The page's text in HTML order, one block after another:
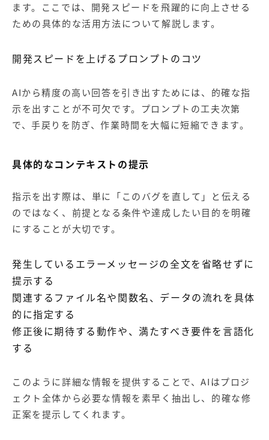
ます。ここでは、開発スピードを飛躍的に向上させる
ための具体的な活用方法について解説します。
開発スピードを上げるプロンプトのコツ
AIから精度の高い回答を引き出すためには、的確な指
示を出すことが不可欠です。プロンプトの工夫次第
で、手戻りを防ぎ、作業時間を大幅に短縮できます。
具体的なコンテキストの提示
指示を出す際は、単に「このバグを直して」と伝える
のではなく、前提となる条件や達成したい目的を明確
にすることが大切です。
発生しているエラーメッセージの全文を省略せずに
提示する
関連するファイル名や関数名、データの流れを具体
的に指定する
修正後に期待する動作や、満たすべき要件を言語化
する
このように詳細な情報を提供することで、AIはプロジ
ェクト全体から必要な情報を素早く抽出し、的確な修
正案を提示してくれます。